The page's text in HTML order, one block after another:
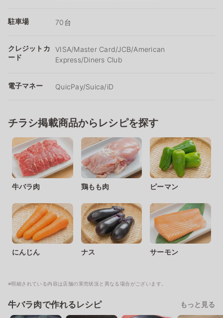
駐車場 70台
クレジットカ
ード
VISA/Master Card/JCB/American
Express/Diners Club
電子マネー QuicPay/Suica/iD
チラシ掲載商品からレシピを探す
牛バラ肉 鶏もも肉 ピーマン
にんじん ナス サーモン
※明細されている内容は店舗の実売状況と異なる場合がございます。
牛バラ肉で作れるレシピ もっと見る